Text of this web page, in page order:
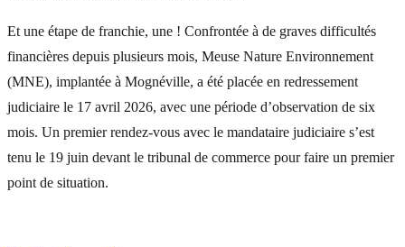
Et une étape de franchie, une ! Confrontée à de graves difficultés
financières depuis plusieurs mois, Meuse Nature Environnement
(MNE), implantée à Mognéville, a été placée en redressement
judiciaire le 17 avril 2026, avec une période d’observation de six
mois. Un premier rendez-vous avec le mandataire judiciaire s’est
tenu le 19 juin devant le tribunal de commerce pour faire un premier
point de situation.